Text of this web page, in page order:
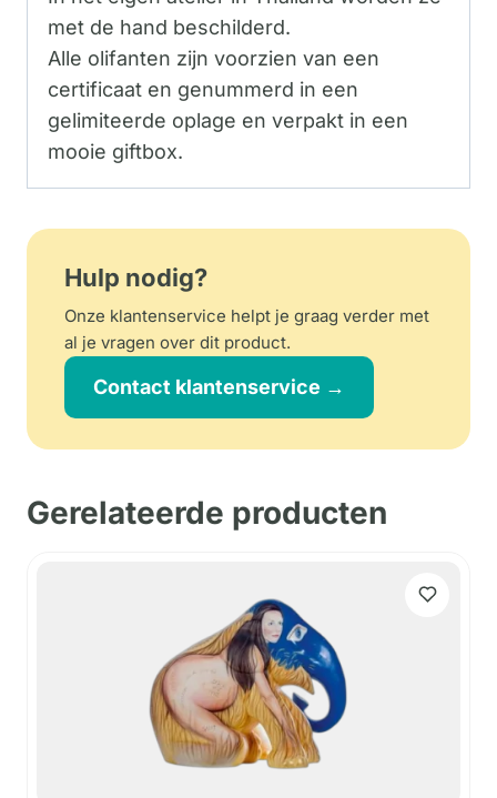
met de hand beschilderd.
Alle olifanten zijn voorzien van een
certificaat en genummerd in een
gelimiteerde oplage en verpakt in een
mooie giftbox.
Hulp nodig?
Onze klantenservice helpt je graag verder met
al je vragen over dit product.
Contact klantenservice →
Gerelateerde producten